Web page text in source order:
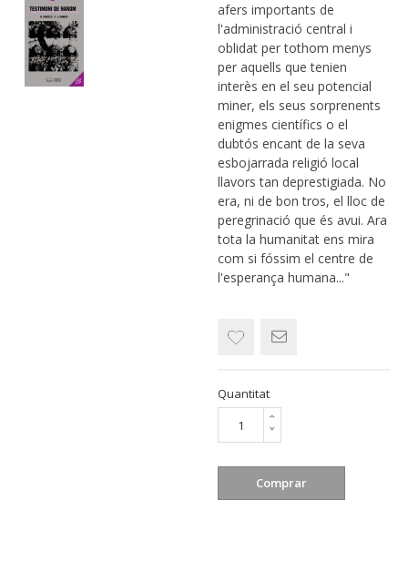
afers importants de
l'administració central i
oblidat per tothom menys
per aquells que tenien
interès en el seu potencial
miner, els seus sorprenents
enigmes científics o el
dubtós encant de la seva
esbojarrada religió local
llavors tan deprestigiada. No
era, ni de bon tros, el lloc de
peregrinació que és avui. Ara
tota la humanitat ens mira
com si fóssim el centre de
l'esperança humana..."
Quantitat
Comprar